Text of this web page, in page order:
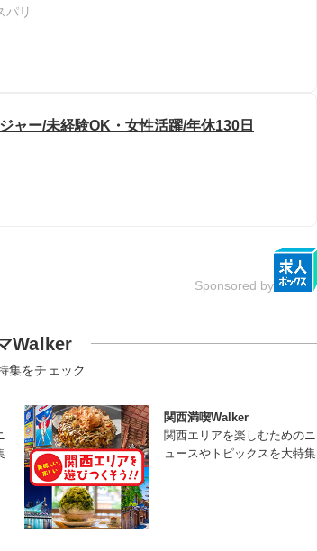
パリ
ャー/未経験OK・女性活躍/年休130日
Sponsored by
Walker
集をチェック
関西満喫Walker
関西エリアを楽しむためのニ
ュースやトピックスを大特集